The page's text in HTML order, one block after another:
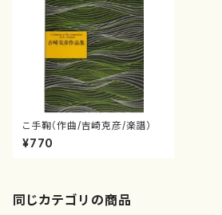
こ手鞠（作曲/吉崎克彦/楽譜）
¥770
同じカテゴリの商品